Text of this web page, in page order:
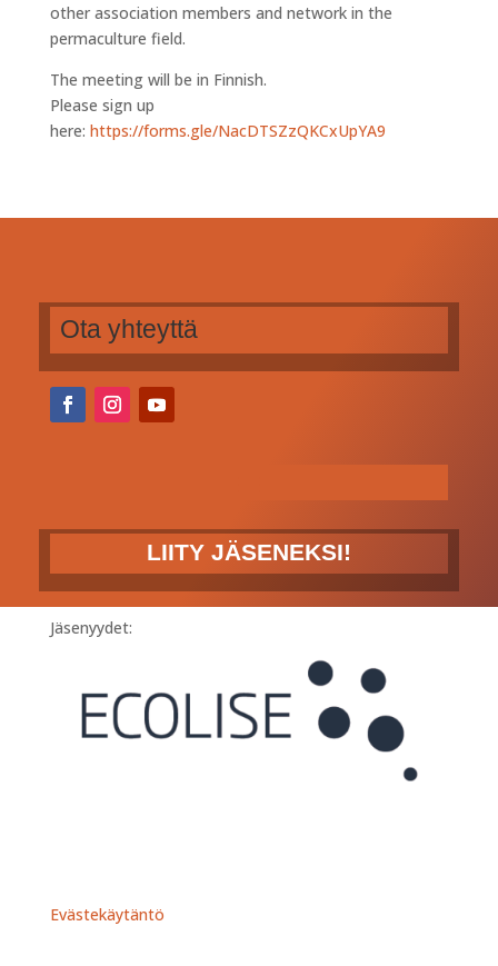
other association members and network in the
permaculture field.
The meeting will be in Finnish.
Please sign up
here: https://forms.gle/NacDTSZzQKCxUpYA9
Ota yhteyttä
LIITY JÄSENEKSI!
Jäsenyydet:
Evästekäytäntö